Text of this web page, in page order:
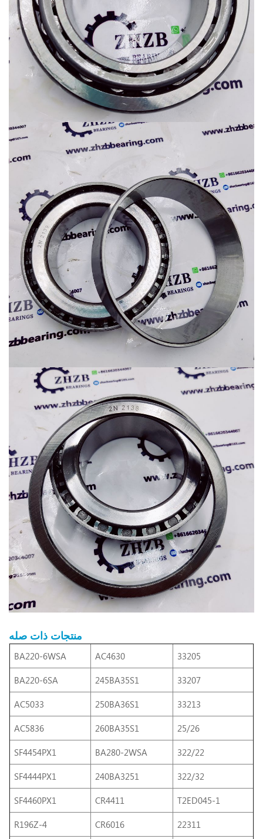
منتجات ذات صله
BA220-6WSA AC4630 33205
BA220-6SA 245BA35S1 33207
AC5033 250BA36S1 33213
AC5836 260BA35S1 25/26
SF4454PX1 BA280-2WSA 322/22
SF4444PX1 240BA3251 322/32
SF4460PX1 CR4411 T2ED045-1
R196Z-4 CR6016 22311